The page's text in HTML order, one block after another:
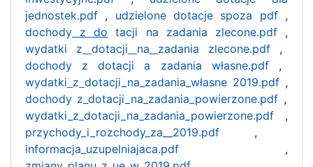
jednostek.pdf , udzielone dotacje spoza pdf,
dochody z do tacji na zadania zlecone.pdf,
wydatki z
dotacji na zadania zlecone.pdf ,
dochody z dotacji a zadania własne.pdf,
wydatki z dotacji_na_zadania_własne 2019.pdf ,
dochody z_dotacji_na_zadania_powierzone.pdf ,
wydatki_z_dotacji_na_zadania_powierzone.pdf ,
przychody_i_rozchody_za__2019.pdf ,
informacja_uzupelniajaca.pdf ,